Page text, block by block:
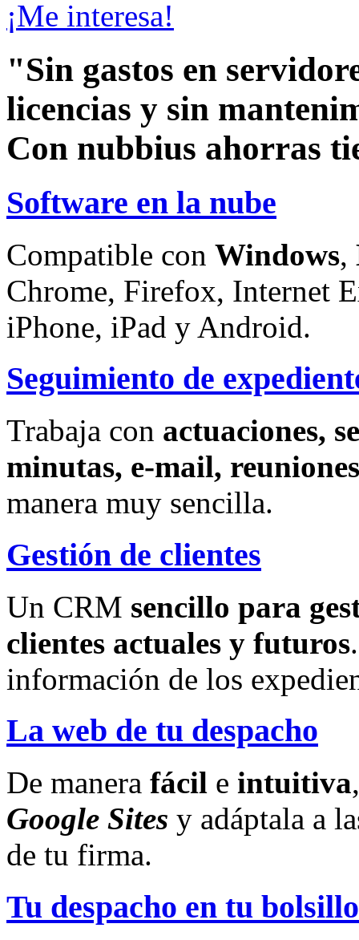
¡Me interesa!
"Sin gastos en
licencias y sin
Con nubbius ahorras
Software en la nube
Compatible con Windows,
Chrome, Firefox, Internet
iPhone, iPad y Android.
Seguimiento de
Trabaja con actuaciones,
minutas, e-mail,
manera muy sencilla.
Gestión de clientes
Un CRM sencillo para
clientes actuales y futuros
información de los
La web de tu despacho
De manera fácil e intuitiva
Google Sites y adáptala a
de tu firma.
Tu despacho en tu bolsillo